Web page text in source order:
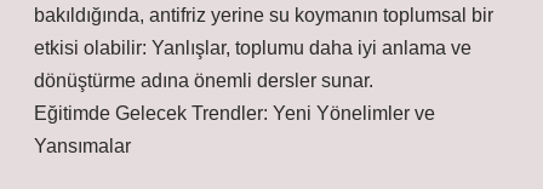
bakıldığında, antifriz yerine su koymanın toplumsal bir
etkisi olabilir: Yanlışlar, toplumu daha iyi anlama ve
dönüştürme adına önemli dersler sunar.
Eğitimde Gelecek Trendler: Yeni Yönelimler ve
Yansımalar